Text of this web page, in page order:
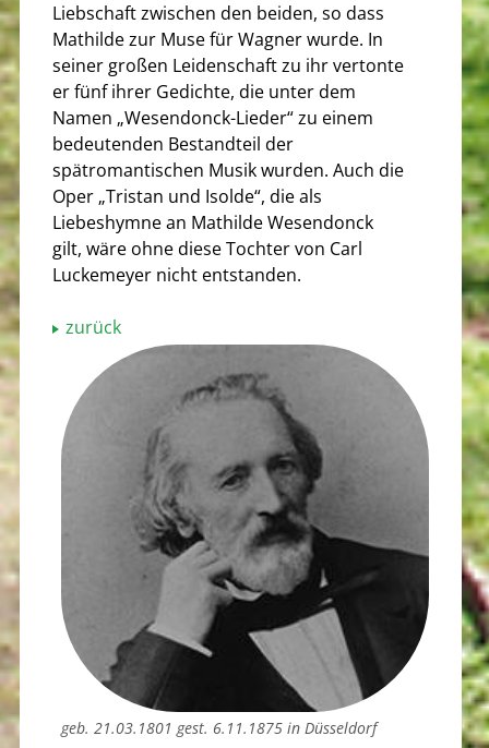
Liebschaft zwischen den beiden, so dass
Mathilde zur Muse für Wagner wurde. In
seiner großen Leidenschaft zu ihr vertonte
er fünf ihrer Gedichte, die unter dem
Namen „Wesendonck-Lieder“ zu einem
bedeutenden Bestandteil der
spätromantischen Musik wurden. Auch die
Oper „Tristan und Isolde“, die als
Liebeshymne an Mathilde Wesendonck
gilt, wäre ohne diese Tochter von Carl
Luckemeyer nicht entstanden.
zurück
geb. 21.03.1801 gest. 6.11.1875 in Düsseldorf